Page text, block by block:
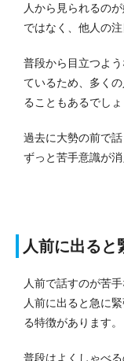
人から見られるの
ではなく、他人の
普段から目立つよ
ているため、多く
ることもあるでしょ
過去に大勢の前で
ずっと苦手意識が消
人前に出ると
人前で話すのが苦
人前に出ると急に
る特徴があります。
普段はよくしゃべ